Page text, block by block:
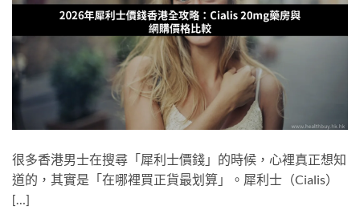
很多香港男士在搜尋「犀利士價錢」的時候，心裡真正想知
道的，其實是「在哪裡買正貨最划算」。犀利士（Cialis）
[…]